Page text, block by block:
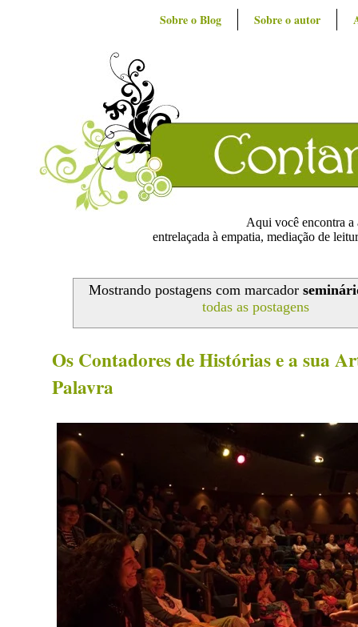
Sobre o Blog Sobre o autor
Aqui você encontra
entrelaçada à empatia, mediação de
Mostrando postagens com marcador
todas as postagens
Os Contadores de Histórias e a sua
Palavra